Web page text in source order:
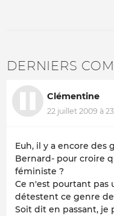
DERNIERS
Clémentine
22 juillet 2009 à
Euh, il y a encore des
Bernard- pour croire
féministe ?
Ce n'est pourtant pas
détestent ce genre
Soit dit en passant, je